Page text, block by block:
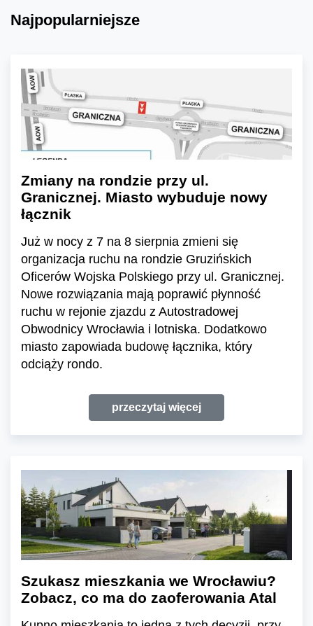
Najpopularniejsze
Zmiany na rondzie przy ul.
Granicznej. Miasto wybuduje nowy
łącznik
Już w nocy z 7 na 8 sierpnia zmieni się
organizacja ruchu na rondzie Gruzińskich
Oficerów Wojska Polskiego przy ul. Granicznej.
Nowe rozwiązania mają poprawić płynność
ruchu w rejonie zjazdu z Autostradowej
Obwodnicy Wrocławia i lotniska. Dodatkowo
miasto zapowiada budowę łącznika, który
odciąży rondo.
przeczytaj więcej
Szukasz mieszkania we Wrocławiu?
Zobacz, co ma do zaoferowania Atal